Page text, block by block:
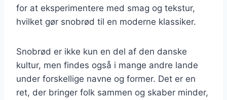
for at eksperimentere med smag og tekstur,
hvilket gør snobrød til en moderne klassiker.
Snobrød er ikke kun en del af den danske
kultur, men findes også i mange andre lande
under forskellige navne og former. Det er en
ret, der bringer folk sammen og skaber minder,